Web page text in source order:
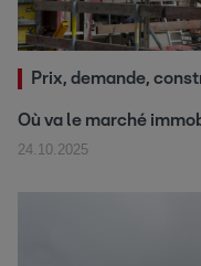
Prix, demande,
Où va le marché
24.10.2025